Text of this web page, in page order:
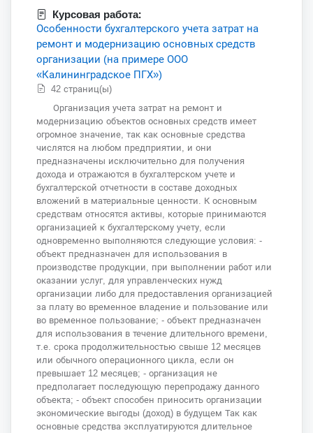
Курсовая работа:
Особенности бухгалтерского учета затрат на
ремонт и модернизацию основных средств
организации (на примере ООО
«Калининградское ПГХ»)
42 страниц(ы)
Организация учета затрат на ремонт и
модернизацию объектов основных средств имеет
огромное значение, так как основные средства
числятся на любом предприятии, и они
предназначены исключительно для получения
дохода и отражаются в бухгалтерском учете и
бухгалтерской отчетности в составе доходных
вложений в материальные ценности. К основным
средствам относятся активы, которые принимаются
организацией к бухгалтерскому учету, если
одновременно выполняются следующие условия: -
объект предназначен для использования в
производстве продукции, при выполнении работ или
оказании услуг, для управленческих нужд
организации либо для предоставления организацией
за плату во временное владение и пользование или
во временное пользование; - объект предназначен
для использования в течение длительного времени,
т.е. срока продолжительностью свыше 12 месяцев
или обычного операционного цикла, если он
превышает 12 месяцев; - организация не
предполагает последующую перепродажу данного
объекта; - объект способен приносить организации
экономические выгоды (доход) в будущем Так как
основные средства эксплуатируются длительное